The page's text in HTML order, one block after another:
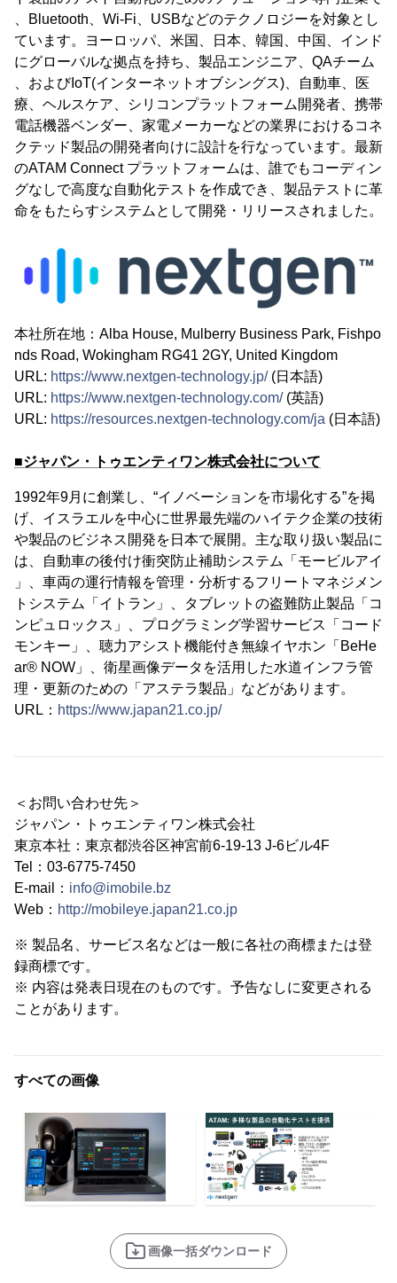
、Bluetooth、Wi-Fi、USBなどのテクノロジーを対象とし
ています。ヨーロッパ、米国、日本、韓国、中国、インド
にグローバルな拠点を持ち、製品エンジニア、QAチーム
、およびIoT(インターネットオブシングス)、自動車、医
療、ヘルスケア、シリコンプラットフォーム開発者、携帯
電話機器ベンダー、家電メーカーなどの業界におけるコネ
クテッド製品の開発者向けに設計を行なっています。最新
のATAM Connect プラットフォームは、誰でもコーディン
グなしで高度な自動化テストを作成でき、製品テストに革
命をもたらすシステムとして開発・リリースされました。
本社所在地：Alba House, Mulberry Business Park, Fishpo
nds Road, Wokingham RG41 2GY, United Kingdom
URL: https://www.nextgen-technology.jp/(日本語)
URL: https://www.nextgen-technology.com/(英語)
URL: https://resources.nextgen-technology.com/ja (日本語)
■ジャパン・トゥエンティワン株式会社について
1992年9月に創業し、“イノベーションを市場化する”を掲
げ、イスラエルを中心に世界最先端のハイテク企業の技術
や製品のビジネス開発を日本で展開。主な取り扱い製品に
は、自動車の後付け衝突防止補助システム「モービルアイ
」、車両の運行情報を管理・分析するフリートマネジメン
トシステム「イトラン」、タブレットの盗難防止製品「コ
ンピュロックス」、プログラミング学習サービス「コード
モンキー」、聴力アシスト機能付き無線イヤホン「BeHe
ar® NOW」、衛星画像データを活用した水道インフラ管
理・更新のための「アステラ製品」などがあります。
URL： https://www.japan21.co.jp/
＜お問い合わせ先＞
ジャパン・トゥエンティワン株式会社
東京本社：東京都渋谷区神宮前6-19-13 J-6ビル4F
Tel：03-6775-7450
E-mail： info@imobile.bz
Web： http://mobileye.japan21.co.jp
※ 製品名、サービス名などは一般に各社の商標または登
録商標です。
※ 内容は発表日現在のものです。予告なしに変更される
ことがあります。
すべての画像
画像一括ダウンロード